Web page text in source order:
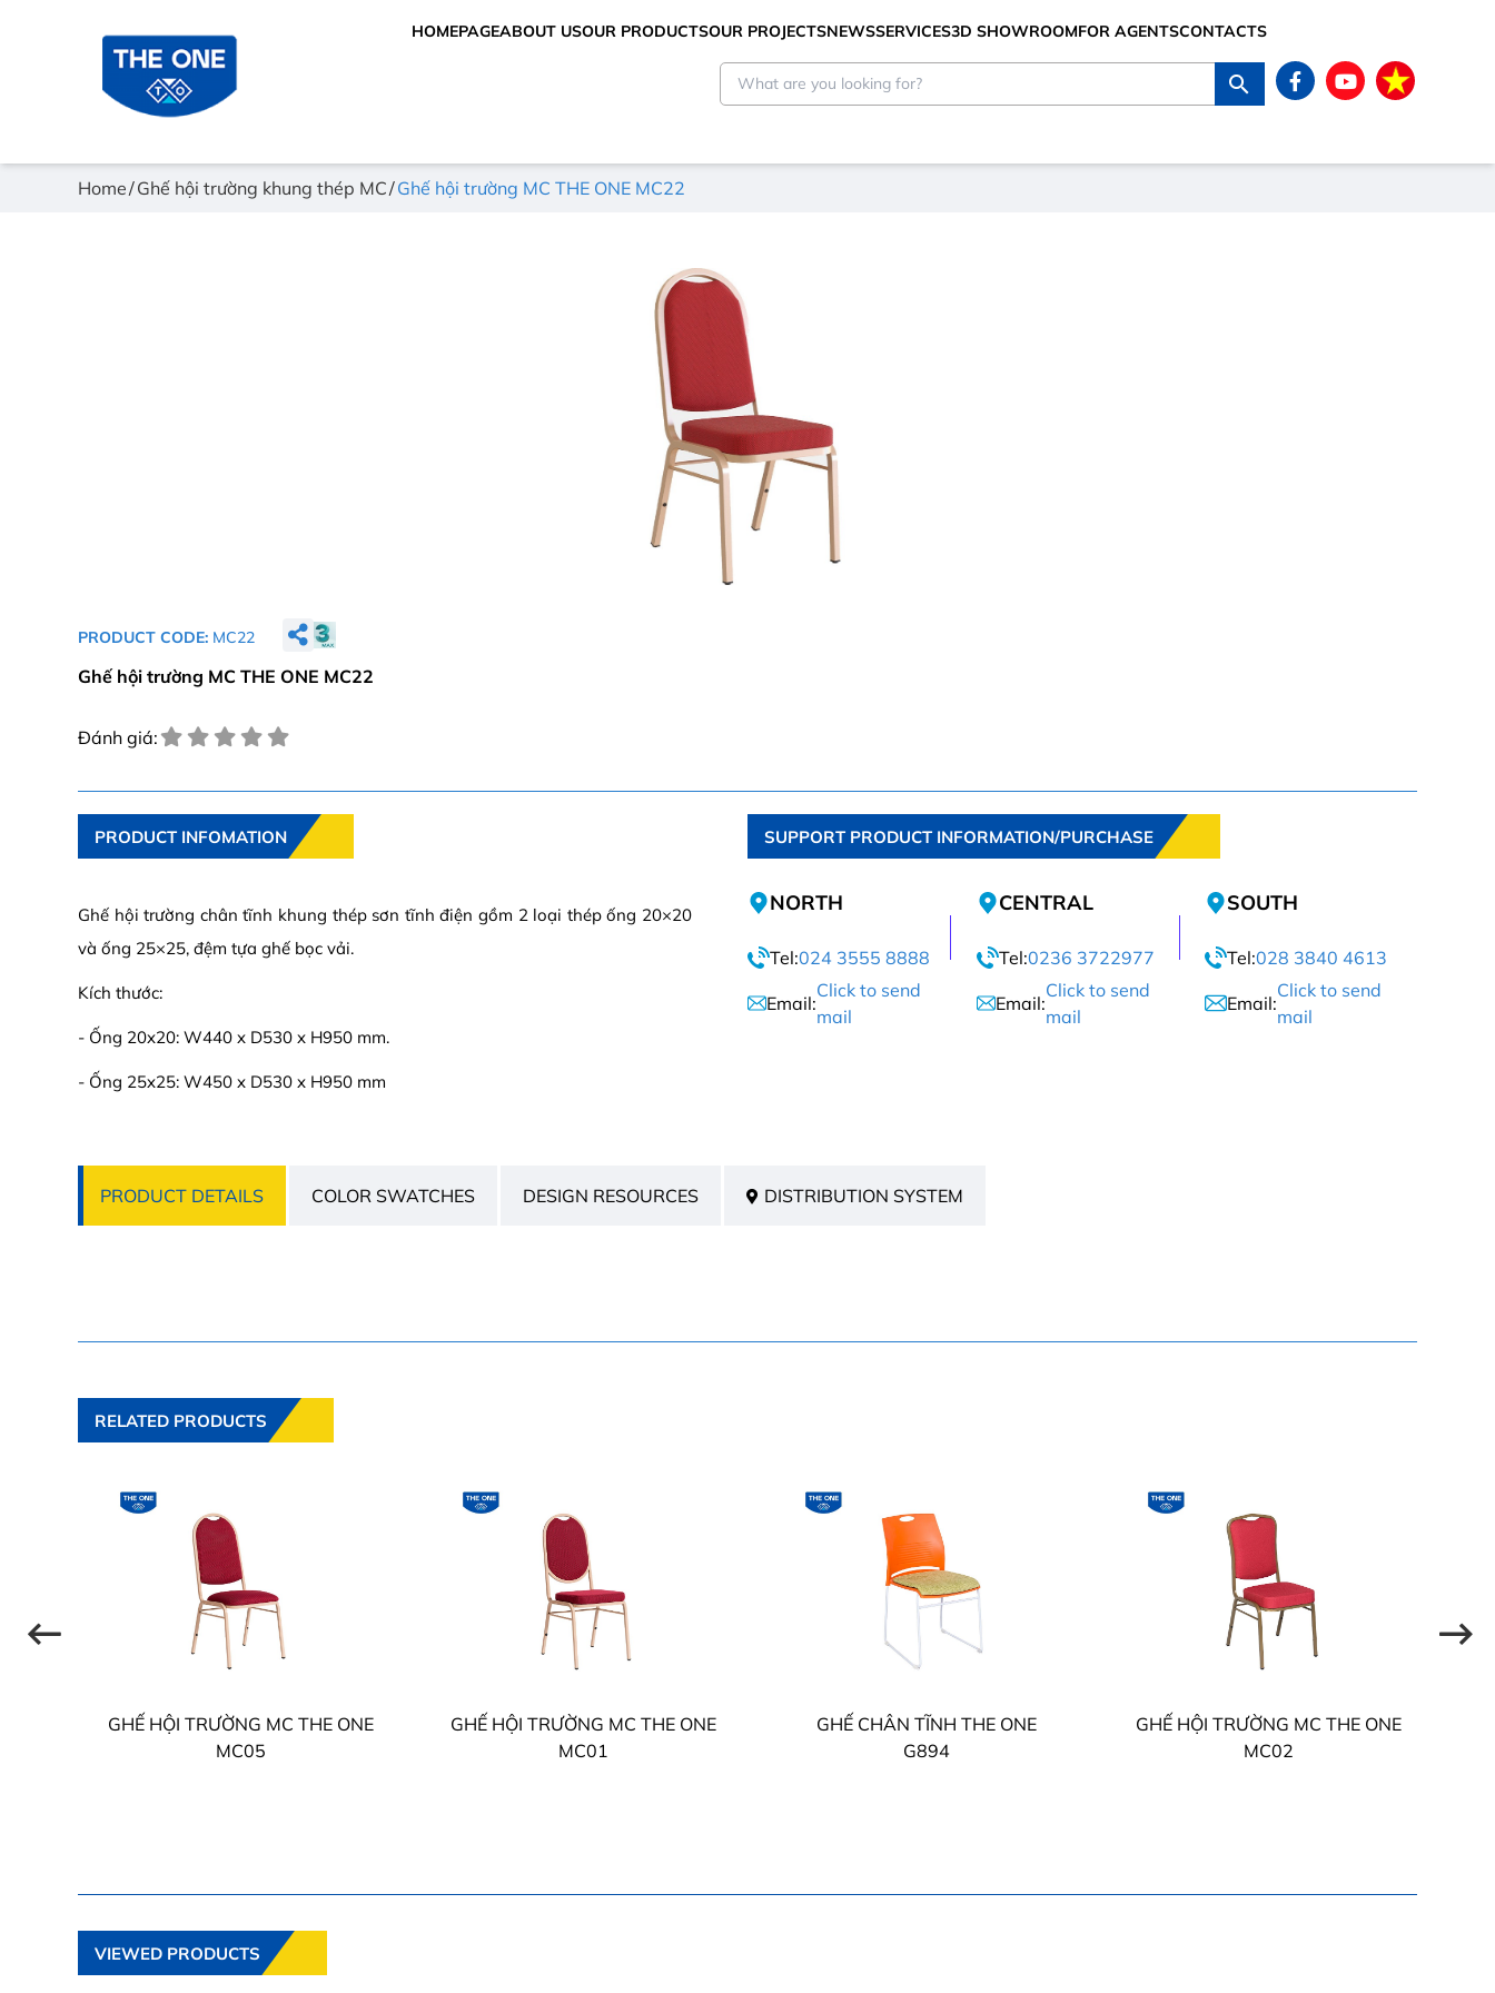
HOMEPAGEABOUT USOUR PRODUCTSOUR PROJECTSNEWSSERVICES3D SHOWROOMFOR AGENTSCONTACTS
Home Ghế hội trường khung thép MC Ghế hội trường MC THE ONE MC22
PRODUCT CODE: MC22
Ghế hội trường MC THE ONE MC22
Đánh giá:
PRODUCT INFOMATION
Ghế hội trường chân tĩnh khung thép sơn tĩnh điện gồm 2 loại thép ống 20×20
và ống 25×25, đệm tựa ghế bọc vải.
Kích thước:
- Ống 20x20: W440 x D530 x H950 mm.
- Ống 25x25: W450 x D530 x H950 mm
SUPPORT PRODUCT INFORMATION/PURCHASE
NORTH
Tel:024 3555 8888
Email:
Click to send
mail
CENTRAL
Tel:0236 3722977
Email:
Click to send
mail
SOUTH
Tel:028 3840 4613
Email:
Click to send
mail
PRODUCT DETAILS COLOR SWATCHES DESIGN RESOURCES DISTRIBUTION SYSTEM
RELATED PRODUCTS
GHẾ HỘI TRƯỜNG MC THE ONE
MC05
GHẾ HỘI TRƯỜNG MC THE ONE
MC01
GHẾ CHÂN TĨNH THE ONE
G894
GHẾ HỘI TRƯỜNG MC THE ONE
MC02
VIEWED PRODUCTS